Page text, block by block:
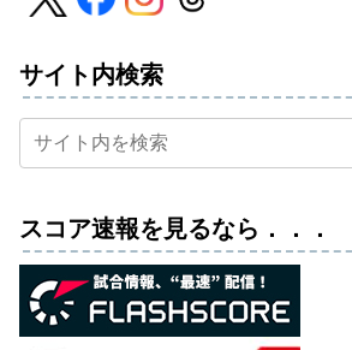
サイト内検索
スコア速報を見るなら．．．